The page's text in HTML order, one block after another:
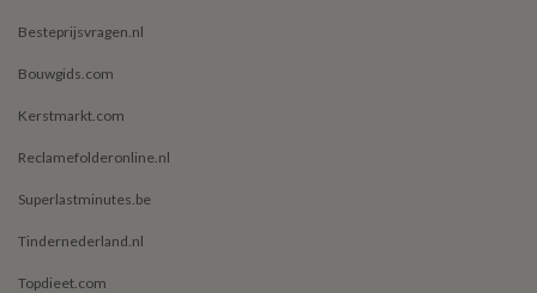
Besteprijsvragen.nl
Bouwgids.com
Kerstmarkt.com
Reclamefolderonline.nl
Superlastminutes.be
Tindernederland.nl
Topdieet.com